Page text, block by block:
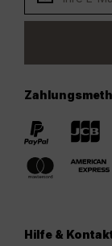
Hilfe &